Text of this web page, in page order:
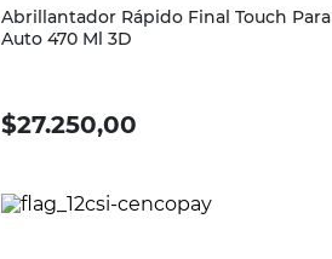
Abrillantador Rápido Final Touch Para
Auto 470 Ml 3D
$27.250,00